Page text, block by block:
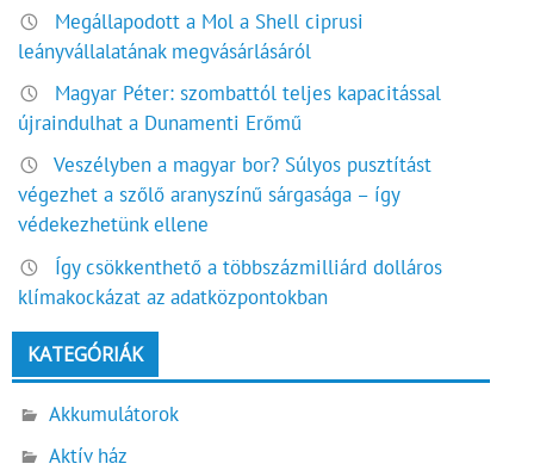
Megállapodott a Mol a Shell ciprusi
leányvállalatának megvásárlásáról
Magyar Péter: szombattól teljes kapacitással
újraindulhat a Dunamenti Erőmű
Veszélyben a magyar bor? Súlyos pusztítást
végezhet a szőlő aranyszínű sárgasága – így
védekezhetünk ellene
Így csökkenthető a többszázmilliárd dolláros
klímakockázat az adatközpontokban
KATEGÓRIÁK
Akkumulátorok
Aktív ház